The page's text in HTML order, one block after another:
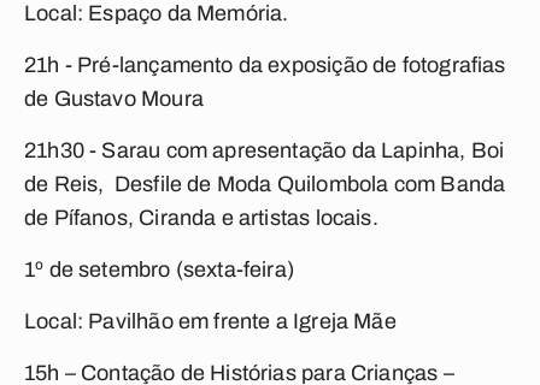
Local: Espaço da Memória.
21h - Pré-lançamento da exposição de fotografias
de Gustavo Moura
21h30 - Sarau com apresentação da Lapinha, Boi
de Reis, Desfile de Moda Quilombola com Banda
de Pífanos, Ciranda e artistas locais.
1º de setembro (sexta-feira)
Local: Pavilhão em frente a Igreja Mãe
15h – Contação de Histórias para Crianças –